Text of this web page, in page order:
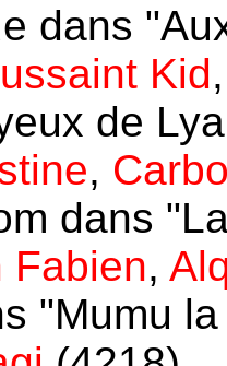
dans
Kid
de
,
dans
Fabien,
"Mumu